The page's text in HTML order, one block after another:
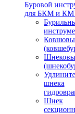
Буровой
для БКМ и
шнека
Шнек